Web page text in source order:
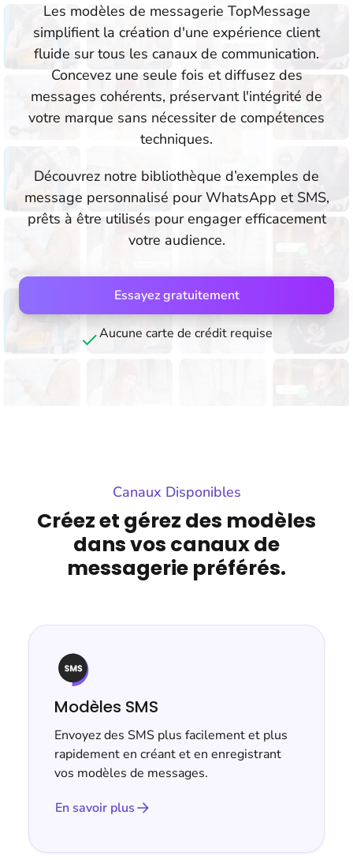
Les modèles de messagerie TopMessage
simplifient la création d'une expérience client
fluide sur tous les canaux de communication.
Concevez une seule fois et diffusez des
messages cohérents, préservant l'intégrité de
votre marque sans nécessiter de compétences
techniques.
Découvrez notre bibliothèque d’exemples de
message personnalisé pour WhatsApp et SMS,
prêts à être utilisés pour engager efficacement
votre audience.
Essayez gratuitement
Aucune carte de crédit requise
Canaux Disponibles
Créez et gérez des modèles
dans vos canaux de
messagerie préférés.
Modèles SMS
Envoyez des SMS plus facilement et plus
rapidement en créant et en enregistrant
vos modèles de messages.
En savoir plus